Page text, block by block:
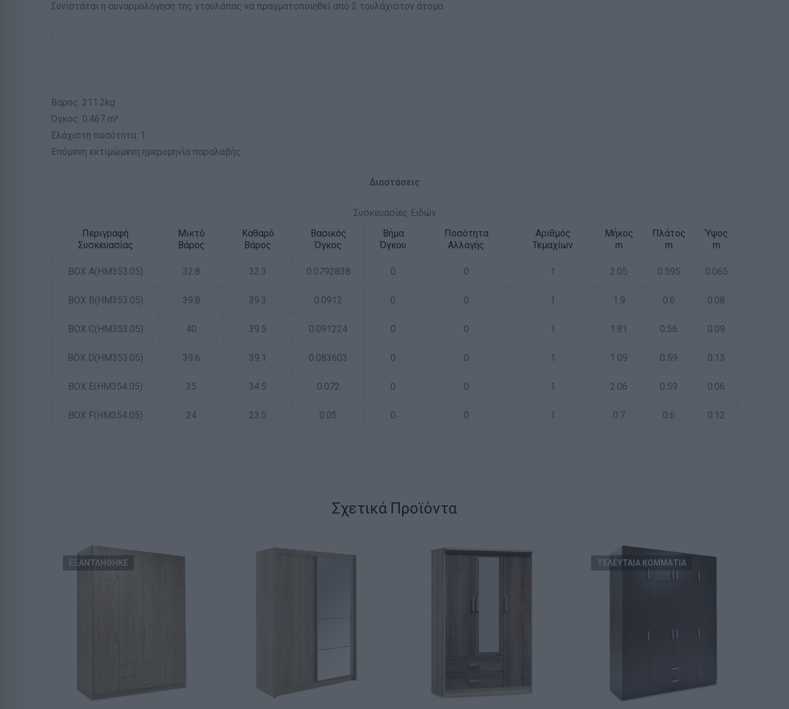
Συνιστάται η συναρμολόγηση της ντουλάπας να πραγματοποιηθεί από 2 τουλάχιστον άτομα
:
:
:
:
Βαρος: 211.2kg
Όγκος: 0.467 m³
Ελάχιστη ποσότητα: 1
Επόμενη εκτιμώμενη ημερομηνία παραλαβής:
Διαστάσεις
Συσκευασίες Ειδών
Περιγραφή
Συσκευασίας
Μικτό
Βάρος
Καθαρό
Βάρος
Βασικός
Όγκος
Βήμα
Όγκου
Ποσότητα
Αλλαγής
Αριθμός
Τεμαχίων
Μήκος
m
Πλάτος
m
Ύψος
m
BOX A(HM353.05) 32.8 32.3 0.0792838 0 0 1 2.05 0.595 0.065
BOX B(HM353.05) 39.8 39.3 0.0912 0 0 1 1.9 0.6 0.08
BOX C(HM353.05) 40 39.5 0.091224 0 0 1 1.81 0.56 0.09
BOX D(HM353.05) 39.6 39.1 0.083603 0 0 1 1.09 0.59 0.13
BOX E(HM354.05) 35 34.5 0.072 0 0 1 2.06 0.59 0.06
BOX F(HM354.05) 24 23.5 0.05 0 0 1 0.7 0.6 0.12
Σχετικά Προϊόντα
ΕΞΑΝΤΛΗΘΗΚΕ ΤΕΛΕΥΤΑΙΑ ΚΟΜΜΑΤΙΑ